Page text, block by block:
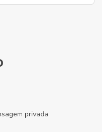
privada